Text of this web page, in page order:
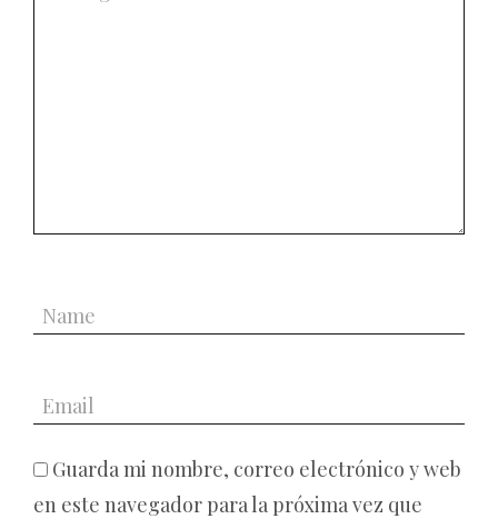
Guarda mi nombre, correo electrónico y web
en este navegador para la próxima vez que